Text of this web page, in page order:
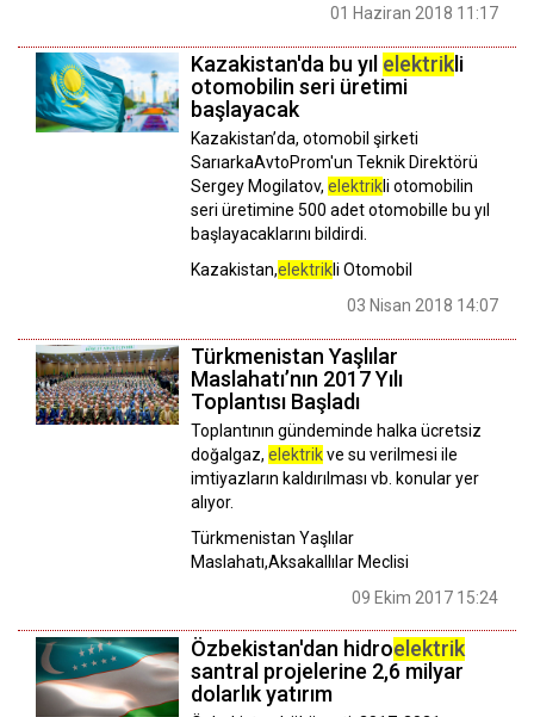
01 Haziran 2018 11:17
Kazakistan'da bu yıl elektrikli
otomobilin seri üretimi
başlayacak
Kazakistan’da, otomobil şirketi
SarıarkaAvtoProm'un Teknik Direktörü
Sergey Mogilatov, elektrikli otomobilin
seri üretimine 500 adet otomobille bu yıl
başlayacaklarını bildirdi.
Kazakistan,elektrikli Otomobil
03 Nisan 2018 14:07
Türkmenistan Yaşlılar
Maslahatı’nın 2017 Yılı
Toplantısı Başladı
Toplantının gündeminde halka ücretsiz
doğalgaz, elektrikve su verilmesi ile
imtiyazların kaldırılması vb. konular yer
alıyor.
Türkmenistan Yaşlılar
Maslahatı,Aksakallılar Meclisi
09 Ekim 2017 15:24
Özbekistan'dan hidroelektrik
santral projelerine 2,6 milyar
dolarlık yatırım